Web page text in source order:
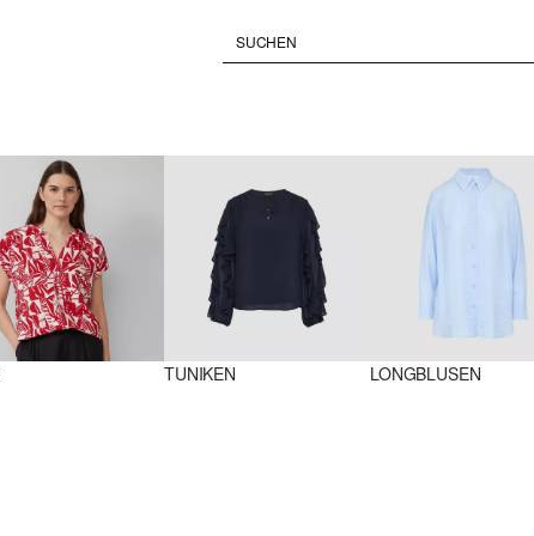
TUNIKEN LONGBLUSEN